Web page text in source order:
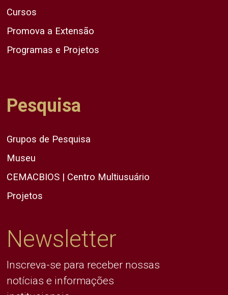
Cursos
Promova a Extensão
Programas e Projetos
Pesquisa
Grupos de Pesquisa
Museu
CEMACBIOS | Centro Multiusuário
Projetos
Newsletter
Inscreva-se para receber nossas
notícias e informações